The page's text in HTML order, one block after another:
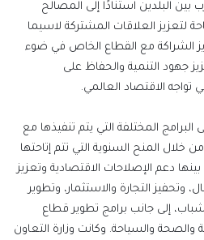
بين البلدين استنادًا إلى المصالح
لتعزيز العلاقات المشتركة لاسيما
الشراكة مع القطاع الخاص في ضوء
جهود التنمية والحفاظ على
تواجه الاقتصاد العالمي.
البرامج المختلفة التي يتم تنفيذها مع
من خلال المنح السنوية التي تتم إتاحتها
دعم الإصلاحات الاقتصادية وتعزيز
وتحفيز التجارة والاستثمار، وتطوير
إلى جانب برامج تطوير قطاع
والصحة والسياحة. وكانت وزارة التعاون